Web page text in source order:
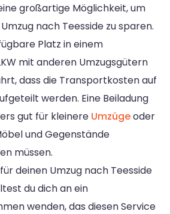
großartige Möglichkeit, um
nach Teesside zu sparen.
Platz in einem
mit anderen Umzugsgütern
dass die Transportkosten auf
werden. Eine Beiladung
gut für kleinere Umzügeoder
und Gegenstände
müssen.
deinen Umzug nach Teesside
du dich an ein
wenden, das diesen Service